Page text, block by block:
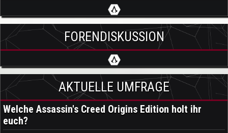
FORENDISKUSSION
AKTUELLE UMFRAGE
Welche Assassin's Creed Origins Edition holt ihr
euch?